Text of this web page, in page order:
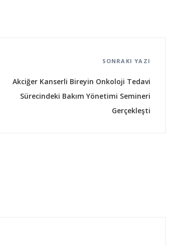
SONRAKI YAZI
Akciğer Kanserli Bireyin Onkoloji Tedavi
Sürecindeki Bakım Yönetimi Semineri
Gerçekleşti